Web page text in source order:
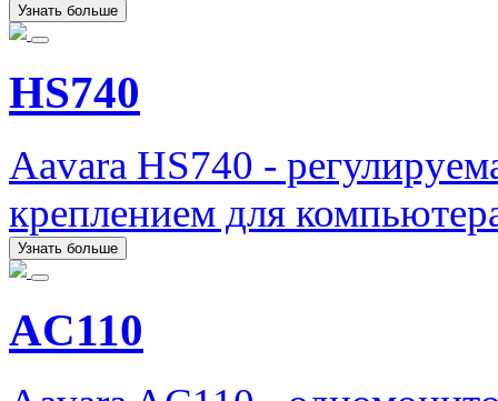
Узнать больше
HS740
Aavara HS740 -
креплением для
Узнать больше
AC110